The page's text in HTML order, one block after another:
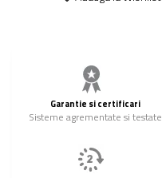
Garantie si certificari
Sisteme agrementate si testate